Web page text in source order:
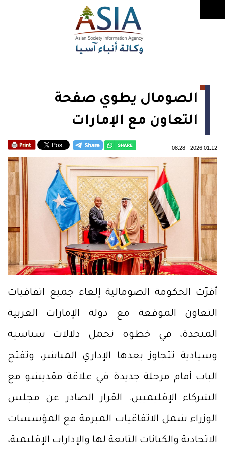
الصومال يطوي صفحة
التعاون مع الإمارات
2026.01.12
-
08:28
أقرّت الحكومة الصومالية إلغاء جميع اتفاقيات
التعاون الموقعة مع دولة الإمارات العربية
المتحدة، في خطوة تحمل دلالات سياسية
وسيادية تتجاوز بعدها الإداري المباشر، وتفتح
الباب أمام مرحلة جديدة في علاقة مقديشو مع
الشركاء الإقليميين. القرار الصادر عن مجلس
الوزراء شمل الاتفاقيات المبرمة مع المؤسسات
الاتحادية والكيانات التابعة لها والإدارات الإقليمية،